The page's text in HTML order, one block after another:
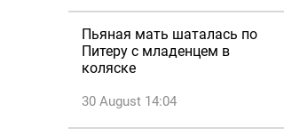
Пьяная мать шаталась по
Питеру с младенцем в
коляске
30 August 14:04